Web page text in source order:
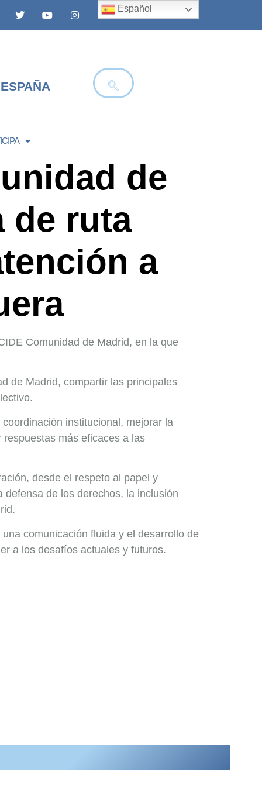
de
de ruta
a
Comunidad de Madrid, en la que
de Madrid, compartir las principales
institucional, mejorar la
más eficaces a las
desde el respeto al papel y
de los derechos, la inclusión
comunicación fluida y el desarrollo de
a los desafíos actuales y futuros.
Español